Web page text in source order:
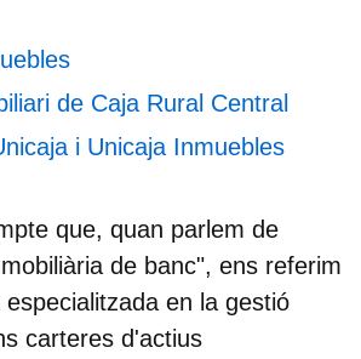
de Caja Rural Central
i Unicaja Inmuebles
que, quan parlem de
de banc", ens referim
en la gestió
carteres d'actius